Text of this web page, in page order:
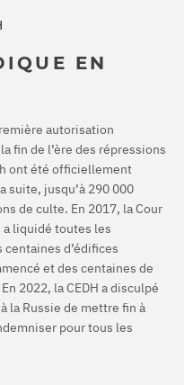
EN
autorisation
fin de l’ère des répressions
ont été officiellement
suite, jusqu’à 290 000
de culte. En 2017, la Cour
a liquidé toutes les
d’édifices
et des centaines de
2022, la CEDH a disculpé
la Russie de mettre fin à
pour tous les